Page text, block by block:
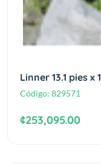
Linner 13.1 pies x
Código: 829571
¢253,095.00